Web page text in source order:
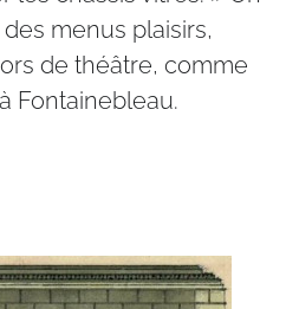
menus plaisirs,
de théâtre, comme
Fontainebleau.